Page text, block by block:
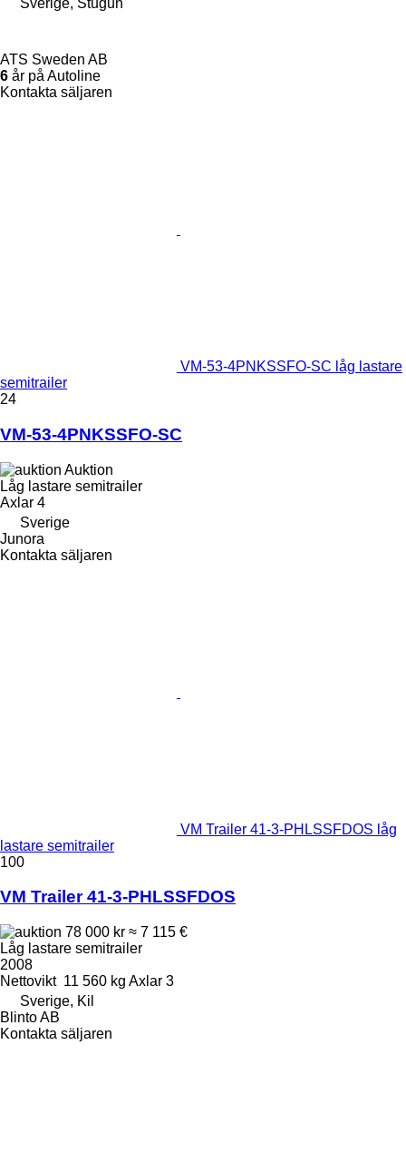
Sverige, Stugun
ATS Sweden AB
6 år på Autoline
Kontakta säljaren
VM-53-4PNKSSFO-SC låg lastare
semitrailer
24
VM-53-4PNKSSFO-SC
Auktion
Låg lastare semitrailer
Axlar 4
Sverige
Junora
Kontakta säljaren
VM Trailer 41-3-PHLSSFDOS låg
lastare semitrailer
100
VM Trailer 41-3-PHLSSFDOS
78 000 kr ≈ 7 115 €
Låg lastare semitrailer
2008
Nettovikt 11 560 kg Axlar 3
Sverige, Kil
Blinto AB
Kontakta säljaren